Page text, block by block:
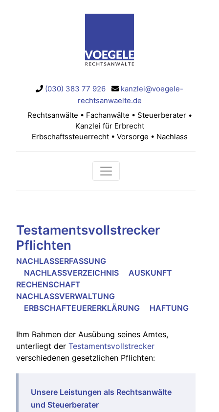
(030) 383 77 926
kanzlei@voegele-
rechtsanwaelte.de
Rechtsanwälte • Fachanwälte • Steuerberater •
Kanzlei für Erbrecht
Erbschaftssteuerrecht • Vorsorge • Nachlass
Testamentsvollstrecker
Pflichten
NACHLASSERFASSUNG
NACHLASSVERZEICHNIS AUSKUNFT
RECHENSCHAFT
NACHLASSVERWALTUNG
ERBSCHAFTEUERERKLÄRUNG HAFTUNG
Ihm Rahmen der Ausübung seines Amtes,
unterliegt der Testamentsvollstrecker
verschiedenen gesetzlichen Pflichten:
Unsere Leistungen als Rechtsanwälte
und Steuerberater